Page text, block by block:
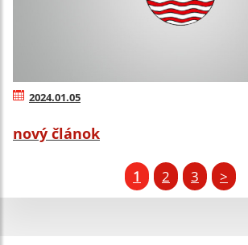
2024.01.05
nový článok
1 2 3 >